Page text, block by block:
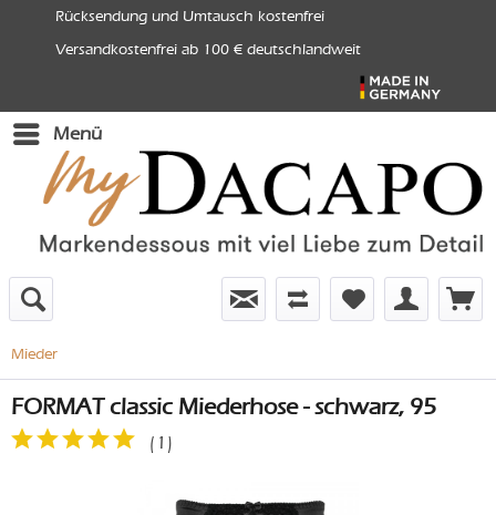
Rücksendung und Umtausch kostenfrei
Versandkostenfrei ab 100 € deutschlandweit
Menü
Mieder
FORMAT classic Miederhose - schwarz, 95
( 1 )